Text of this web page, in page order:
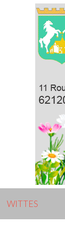
WITTES